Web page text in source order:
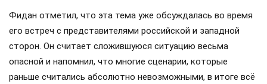
Фидан отметил, что эта тема уже обсуждалась во время
его встреч с представителями российской и западной
сторон. Он считает сложившуюся ситуацию весьма
опасной и напомнил, что многие сценарии, которые
раньше считались абсолютно невозможными, в итоге всё